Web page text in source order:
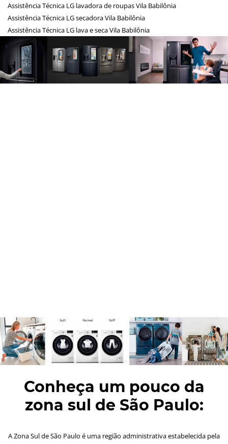
Assistência Técnica LG lavadora de roupas Vila Babilônia
Assistência Técnica LG secadora Vila Babilônia
Assistência Técnica LG lava e seca Vila Babilônia
Conheça um pouco da
zona sul de São Paulo:
A Zona Sul de São Paulo é uma região administrativa estabelecida pela